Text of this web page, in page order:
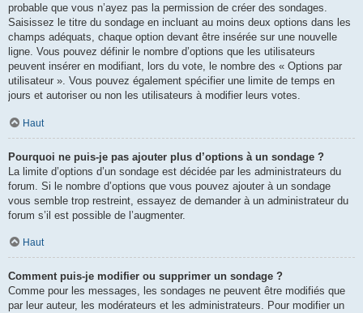
probable que vous n’ayez pas la permission de créer des sondages.
Saisissez le titre du sondage en incluant au moins deux options dans les
champs adéquats, chaque option devant être insérée sur une nouvelle
ligne. Vous pouvez définir le nombre d’options que les utilisateurs
peuvent insérer en modifiant, lors du vote, le nombre des « Options par
utilisateur ». Vous pouvez également spécifier une limite de temps en
jours et autoriser ou non les utilisateurs à modifier leurs votes.
Haut
Pourquoi ne puis-je pas ajouter plus d’options à un sondage ?
La limite d’options d’un sondage est décidée par les administrateurs du
forum. Si le nombre d’options que vous pouvez ajouter à un sondage
vous semble trop restreint, essayez de demander à un administrateur du
forum s’il est possible de l’augmenter.
Haut
Comment puis-je modifier ou supprimer un sondage ?
Comme pour les messages, les sondages ne peuvent être modifiés que
par leur auteur, les modérateurs et les administrateurs. Pour modifier un